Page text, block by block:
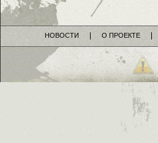
НОВОСТИ О ПРОЕКТЕ